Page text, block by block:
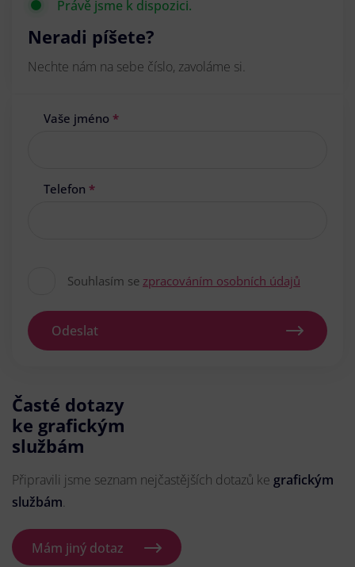
Právě jsme k dispozici.
Neradi píšete?
Nechte nám na sebe číslo, zavoláme si.
Vaše jméno *
Telefon *
Souhlasím se zpracováním osobních údajů
Odeslat
Časté dotazy
ke grafickým
službám
Připravili jsme seznam nejčastějších dotazů ke grafickým
službám.
Mám jiný dotaz